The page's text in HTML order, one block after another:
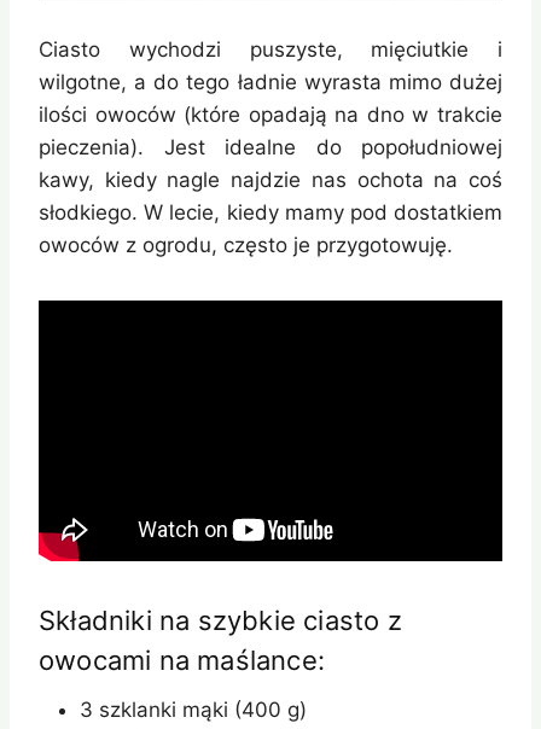
Ciasto wychodzi puszyste, mięciutkie i
wilgotne, a do tego ładnie wyrasta mimo dużej
ilości owoców (które opadają na dno w trakcie
pieczenia). Jest idealne do popołudniowej
kawy, kiedy nagle najdzie nas ochota na coś
słodkiego. W lecie, kiedy mamy pod dostatkiem
owoców z ogrodu, często je przygotowuję.
Składniki na szybkie ciasto z
owocami na maślance:
3 szklanki mąki (400 g)